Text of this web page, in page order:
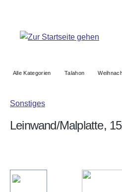
Alle Kategorien Talahon
Sonstiges
Leinwand/Malplatte,
Bildergalerie überspringen